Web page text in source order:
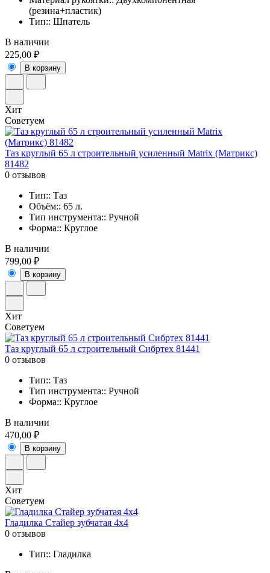
(резина+пластик)
Тип:: Шпатель
В наличии
225,00 ₽
В корзину
Хит
Советуем
Таз круглый 65 л строительный усиленный Matrix (Матрикс)
81482
0 отзывов
Тип:: Таз
Объём:: 65 л.
Тип инструмента:: Ручной
Форма:: Круглое
В наличии
799,00 ₽
В корзину
Хит
Советуем
Таз круглый 65 л строительный Сибртех 81441
0 отзывов
Тип:: Таз
Тип инструмента:: Ручной
Форма:: Круглое
В наличии
470,00 ₽
В корзину
Хит
Советуем
Гладилка Стайер зубчатая 4х4
0 отзывов
Тип:: Гладилка